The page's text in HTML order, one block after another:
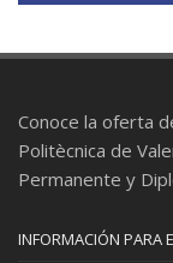
Conoce la oferta
Politècnica de
Permanente y
INFORMACIÓN PARA